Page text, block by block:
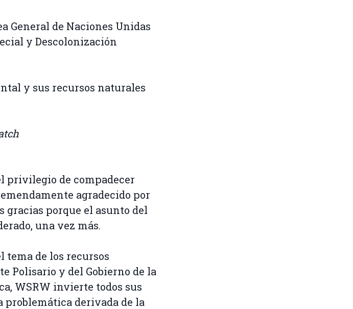
General de Naciones Unidas
y Descolonización
y sus recursos naturales
privilegio de compadecer
agradecido por
gracias porque el asunto del
una vez más.
tema de los recursos
Polisario y del Gobierno de la
WSRW invierte todos sus
problemática derivada de la